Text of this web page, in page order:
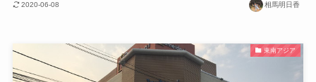
2020-06-08 相馬明日香
東南アジア